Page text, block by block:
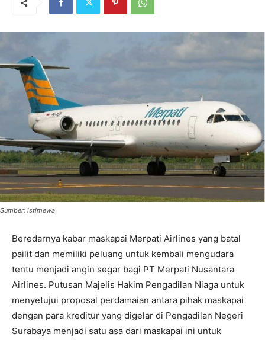
Sumber: istimewa
Beredarnya kabar maskapai Merpati Airlines yang batal
pailit dan memiliki peluang untuk kembali mengudara
tentu menjadi angin segar bagi PT Merpati Nusantara
Airlines. Putusan Majelis Hakim Pengadilan Niaga untuk
menyetujui proposal perdamaian antara pihak maskapai
dengan para kreditur yang digelar di Pengadilan Negeri
Surabaya menjadi satu asa dari maskapai ini untuk